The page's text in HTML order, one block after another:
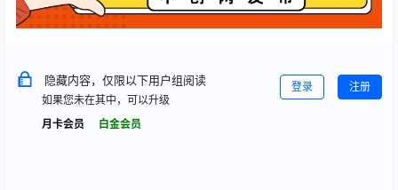
隐藏内容，仅限以下用户组阅读
如果您未在其中，可以升级
月卡会员
白金会员
登录 注册